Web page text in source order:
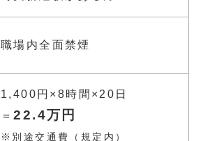
職場内全面禁煙
1,400円×8時間×20日
＝22.4万円
※別途交通費（規定内）